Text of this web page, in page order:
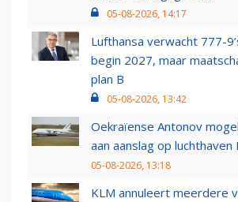
05-08-2026, 14:17
Lufthansa verwacht 777-
begin 2027, maar
plan B
05-08-2026, 13:42
Oekraïense Antonov
aan aanslag op luchthaven
05-08-2026, 13:18
KLM annuleert meerdere